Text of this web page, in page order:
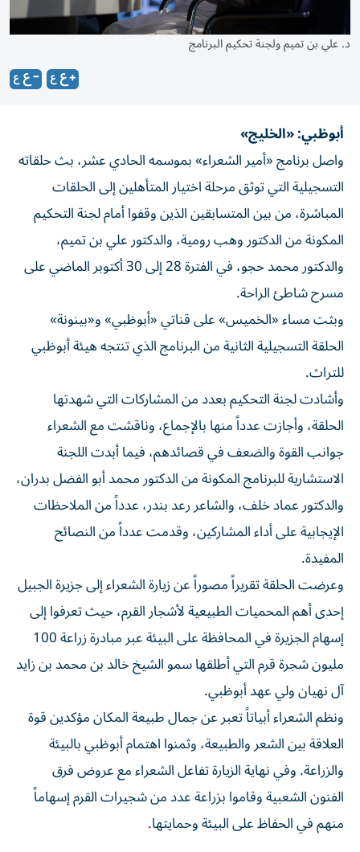
د. علي بن تميم ولجنة تحكيم البرنامج
أبوظبي: «الخليج»
واصل برنامج «أمير الشعراء» بموسمه الحادي عشر، بث حلقاته
التسجيلية التي توثق مرحلة اختيار المتأهلين إلى الحلقات
المباشرة، من بين المتسابقين الذين وقفوا أمام لجنة التحكيم
المكونة من الدكتور وهب رومية، والدكتور علي بن تميم،
والدكتور محمد حجو، في الفترة 28 إلى 30 أكتوبر الماضي على
مسرح شاطئ الراحة.
وبثت مساء «الخميس» على قناتي «أبوظبي» و«بينونة»
الحلقة التسجيلية الثانية من البرنامج الذي تنتجه هيئة أبوظبي
للتراث.
وأشادت لجنة التحكيم بعدد من المشاركات التي شهدتها
الحلقة، وأجازت عدداً منها بالإجماع، وناقشت مع الشعراء
جوانب القوة والضعف في قصائدهم، فيما أبدت اللجنة
الاستشارية للبرنامج المكونة من الدكتور محمد أبو الفضل بدران،
والدكتور عماد خلف، والشاعر رعد بندر، عدداً من الملاحظات
الإيجابية على أداء المشاركين، وقدمت عدداً من النصائح
المفيدة.
وعرضت الحلقة تقريراً مصوراً عن زيارة الشعراء إلى جزيرة الجبيل
إحدى أهم المحميات الطبيعية لأشجار القرم، حيث تعرفوا إلى
إسهام الجزيرة في المحافظة على البيئة عبر مبادرة زراعة 100
مليون شجرة قرم التي أطلقها سمو الشيخ خالد بن محمد بن زايد
آل نهيان ولي عهد أبوظبي.
ونظم الشعراء أبياتاً تعبر عن جمال طبيعة المكان مؤكدين قوة
العلاقة بين الشعر والطبيعة، وثمنوا اهتمام أبوظبي بالبيئة
والزراعة. وفي نهاية الزيارة تفاعل الشعراء مع عروض فرق
الفنون الشعبية وقاموا بزراعة عدد من شجيرات القرم إسهاماً
منهم في الحفاظ على البيئة وحمايتها.